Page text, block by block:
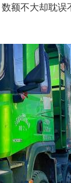
额不大却耽误